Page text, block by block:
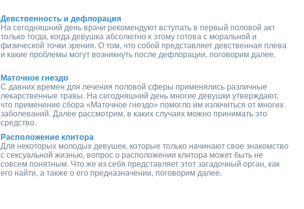
Девственность и дефлорация
На сегодняшний день врачи рекомендуют вступать в первый половой акт
только тогда, когда девушка абсолютно к этому готова с моральной и
физической точки зрения. О том, что собой представляет девственная плева
и какие проблемы могут возникнуть после дефлорации, поговорим далее.
Маточное гнездо
С давних времен для лечения половой сферы применялись различные
лекарственные травы. На сегодняшний день многие девушки утверждают,
что применение сбора «Маточное гнездо» помогло им излечиться от многих
заболеваний. Далее рассмотрим, в каких случаях можно принимать это
средство.
Расположение клитора
Для некоторых молодых девушек, которые только начинают свое знакомство
с сексуальной жизнью, вопрос о расположении клитора может быть не
совсем понятным. Что же из себя представляет этот загадочный орган, как
его найти, а также о его предназначении, поговорим далее.